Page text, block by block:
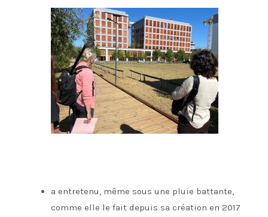
a entretenu, même sous une pluie battante,
comme elle le fait depuis sa création en 2017